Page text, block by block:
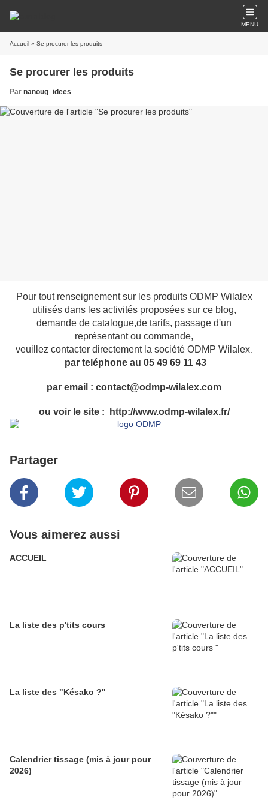
MENU
Accueil » Se procurer les produits
Se procurer les produits
Par nanoug_idees
Pour tout renseignement sur les produits ODMP Wilalex
utilisés dans les activités proposées sur ce blog,
demande de catalogue,de tarifs, passage d'un
représentant ou commande,
veuillez contacter directement la société ODMP Wilalex
par teléphone au 05 49 69 11 43
par email : contact@odmp-wilalex.com
ou voir le site : http://www.odmp-wilalex.fr/
Partager
Vous aimerez aussi
ACCUEIL
La liste des p'tits cours
La liste des "Késako ?"
Calendrier tissage (mis à jour pour
2026)